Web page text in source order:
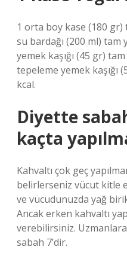
1 orta boy kase (180 gr)
su bardağı (200 ml) tam
yemek kaşığı (45 gr)
tepeleme yemek kaşığı
kcal.
Diyette
kaçta
Kahvaltı çok geç
belirlerseniz vücut kitle
ve vücudunuzda yağ
Ancak erken kahvaltı
verebilirsiniz.
sabah 7’dir.